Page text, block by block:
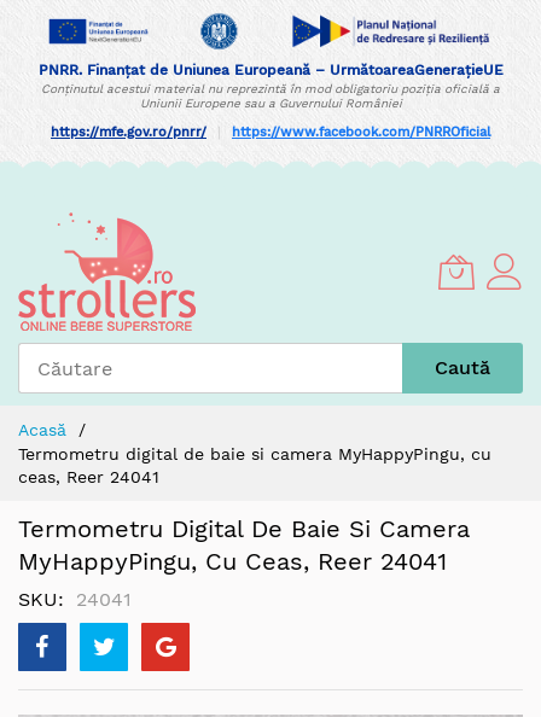
PNRR. Finanțat de Uniunea Europeană – UrmătoareaGenerațieUE
Conținutul acestui material nu reprezintă în mod obligatoriu poziția oficială a
Uniunii Europene sau a Guvernului României
https://mfe.gov.ro/pnrr/ https://www.facebook.com/PNRROficial
Content
Caută
Acasă
Termometru digital de baie si camera MyHappyPingu, cu
ceas, Reer 24041
Termometru Digital De Baie Si Camera
MyHappyPingu, Cu Ceas, Reer 24041
SKU 24041